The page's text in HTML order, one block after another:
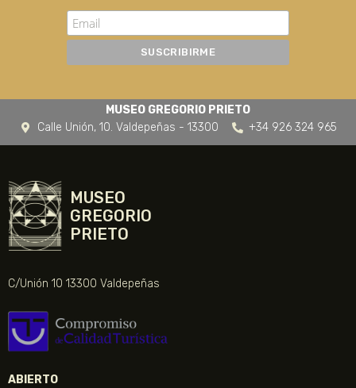
MUSEO GREGORIO PRIETO
Calle Unión, 10. Valdepeñas - 13300
+34 926 324 965
MUSEO
GREGORIO
PRIETO
C/Unión 10 13300 Valdepeñas
ABIERTO